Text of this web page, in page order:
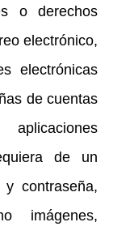
o derechos
electrónico,
electrónicas
de cuentas
de un
contraseña,
imágenes,